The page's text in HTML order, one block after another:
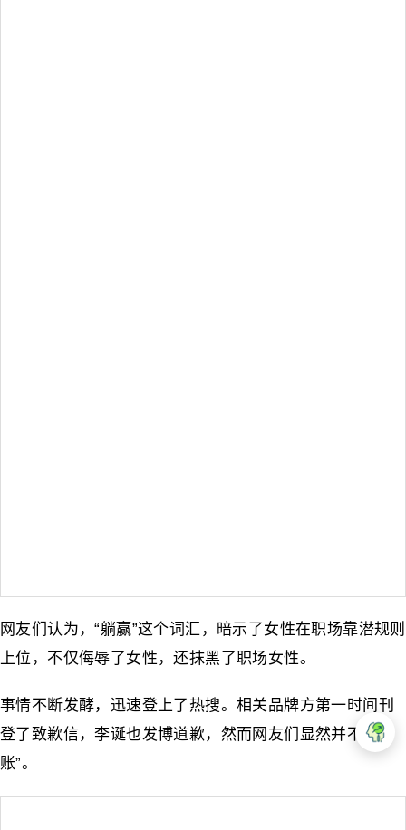
网友们认为，“躺赢”这个词汇，暗示了女性在职场靠潜规则
上位，不仅侮辱了女性，还抹黑了职场女性。
事情不断发酵，迅速登上了热搜。相关品牌方第一时间刊
登了致歉信，李诞也发博道歉，然而网友们显然并不“买
账”。